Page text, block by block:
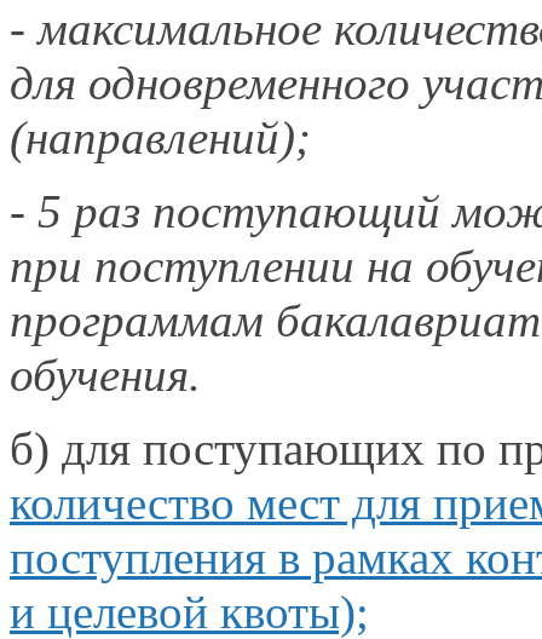
- максимальное
для одновременного
(направлений);
- 5 раз поступающий
при поступлении на
программам
обучения.
б) для поступающих по
количество мест для
поступления в рамках
и целевой квоты);